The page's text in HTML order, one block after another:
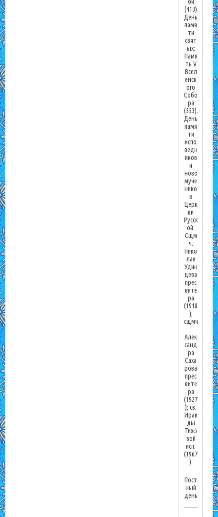
ой
(413)
День
памя
ти
свят
ых:
Памя
ть V
Всел
енск
ого
Собо
ра
(553).
День
памя
ти
испо
ведн
иков
и
ново
муче
нико
в
Церк
ви
Русск
ой:
Сщм
ч.
Нико
лая
Удин
цева
прес
вите
ра
(1918
);
сщмч
.
Алек
санд
ра
Саха
рова
прес
вите
ра
(1927
); св.
Ираи
ды
Тихо́
вой
исп.
(1967
).
Пост
ный
день
.